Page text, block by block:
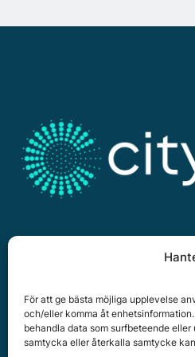
För att ge bästa möjliga upplevelse
och/eller komma åt
behandla data som surfbeteende
samtycka eller återkalla samtycke
Citymark, Östernäsvägen 1,
www.citymark.se, Tel. växel